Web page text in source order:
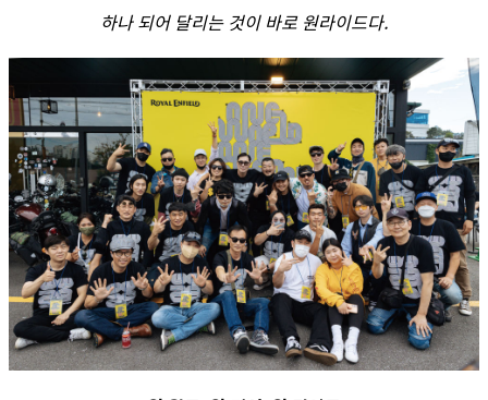
하나 되어 달리는 것이 바로 원라이드다.